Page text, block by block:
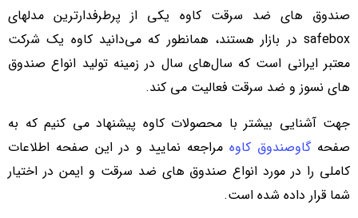
صندوق های ضد سرقت کاوه یکی از پرطرفدارترین مدلهای
safebox در بازار هستند، همانطور که می‌دانید کاوه یک شرکت
معتبر ایرانی است که سال‌های سال در زمینه تولید انواع صندوق
های نسوز و ضد سرقت فعالیت می کند.
جهت آشنایی بیشتر با محصولات کاوه پیشنهاد می کنیم که به
صفحهگاوصندوق کاوه مراجعه نمایید و در این صفحه اطلاعات
کاملی را در مورد انواع صندوق های ضد سرقت و ایمن در اختیار
شما قرار داده شده است.